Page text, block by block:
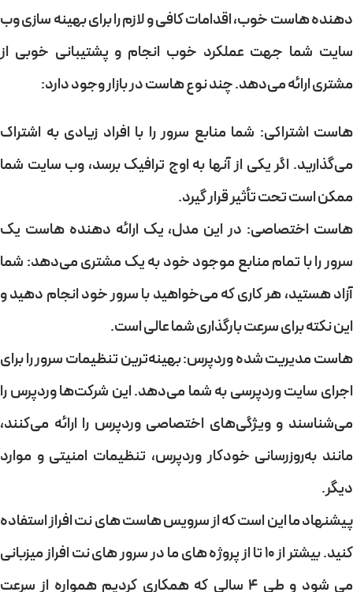
دهنده هاست خوب، اقدامات کافی و لازم را برای بهینه سازی وب
سایت شما جهت عملکرد خوب انجام و پشتیبانی خوبی از
مشتری ارائه می‌دهد. چند نوع هاست در بازار وجود دارد:
هاست اشتراکی: شما منابع سرور را با افراد زیادی به اشتراک
می‌گذارید. اگر یکی از آنها به اوج ترافیک برسد، وب سایت شما
ممکن است تحت تأثیر قرار گیرد.
هاست اختصاصی: در این مدل، یک ارائه دهنده هاست یک
سرور را با تمام منابع موجود خود به یک مشتری می‌دهد: شما
آزاد هستید، هر کاری که می‌خواهید با سرور خود انجام دهید و
این نکته برای سرعت بارگذاری شما عالی است.
هاست مدیریت شده وردپرس: بهینه‌ترین تنظیمات سرور را برای
اجرای سایت وردپرسی به شما می‌دهد. این شرکت‌ها وردپرس را
می‌شناسند و ویژگی‌های اختصاصی وردپرس را ارائه می‌کنند،
مانند به‌روزرسانی خودکار وردپرس، تنظیمات امنیتی و موارد
دیگر.
پیشنهاد ما این است که از سرویس هاست های نت افراز استفاده
کنید. بیشتر از ۱۰ تا از پروژه های ما در سرور های نت افراز میزبانی
می شود و طی ۴ سالی که همکاری کردیم همواره از سرعت